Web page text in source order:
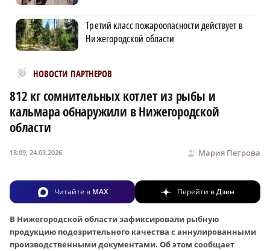
Третий класс пожароопасности действует в
Нижегородской области
НОВОСТИ ПАРТНЕРОВ
Новости МирТесен
812 кг сомнительных котлет из рыбы и
кальмара обнаружили в Нижегородской
области
Мария Петрова
18:09, 24.03.2026
Читайте в MAX Перейти вДзен
В Нижегородской области зафиксировали рыбную
продукцию подозрительного качества с аннулированными
производственными документами. Об этом сообщает